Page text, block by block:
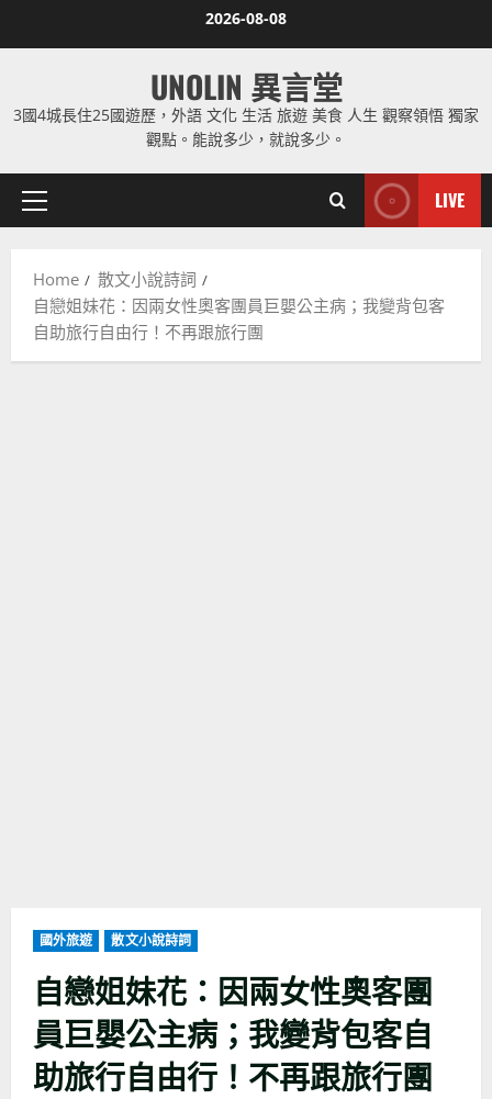
2026-08-08
UNOLIN 異言堂
3國4城長住25國遊歷，外語 文化 生活 旅遊 美食 人生 觀察領悟 獨家
觀點。能說多少，就說多少。
Primary
LIVE
Home
散文小說詩詞
自戀姐妹花：因兩女性奧客團員巨嬰公主病；我變背包客
自助旅行自由行！不再跟旅行團
國外旅遊 散文小說詩詞
自戀姐妹花：因兩女性奧客團
員巨嬰公主病；我變背包客自
助旅行自由行！不再跟旅行團